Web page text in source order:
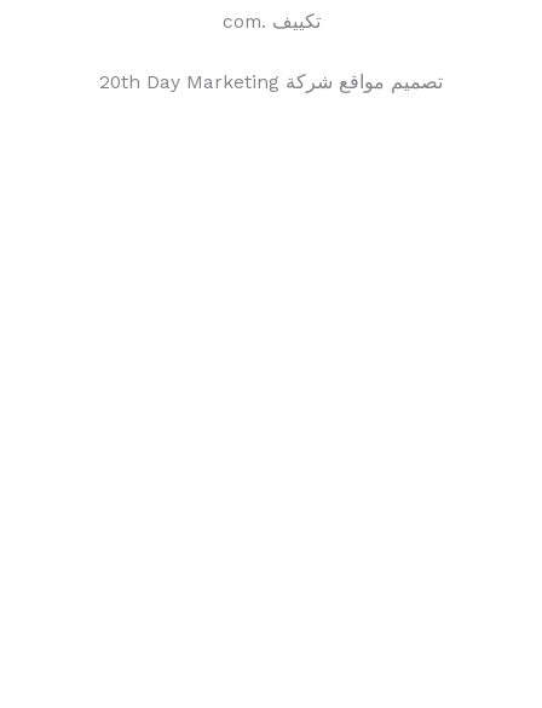
تكييف .com
تصميم مواقع شركة 20th Day Marketing